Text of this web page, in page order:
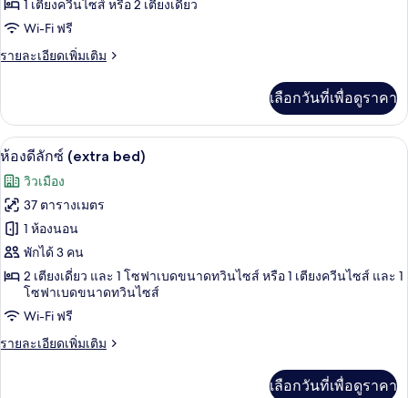
ดี
ลัก
ซ์
สำหรับ
พัก
เดี่ยว
1 เตียงควีนไซส์ หรือ 2 เตียงเดี่ยว
Wi-Fi ฟรี
รายละเอียดเพิ่มเติม
ราย
เกี่ยว
กับ
ห้อง
ลัก
ซ์
ดับเบิล
สำหรับ
พัก
เดี่ยว
เลือกวันที่เพื่อดูราคา
เปิด
ภาพถ่าย
ทั้งหมด
ของ
ห้อง
ดี
ลัก
(extra
1 ห้องนอน, เครื่องนอนระดับพรีเมียม,
3
ห้องดีลักซ์ (extra bed)
วิวเมือง
37 ตารางเมตร
1 ห้องนอน
พักได้ 3 คน
2 เตียงเดี่ยว และ 1 โซฟาเบดขนาดทวินไซส์ หรือ 1 เตียงควีนไซส์ และ 1
โซฟาเบดขนาดทวินไซส์
Wi-Fi ฟรี
รายละเอียดเพิ่มเติม
ราย
เลือกวันที่เพื่อดูราคา